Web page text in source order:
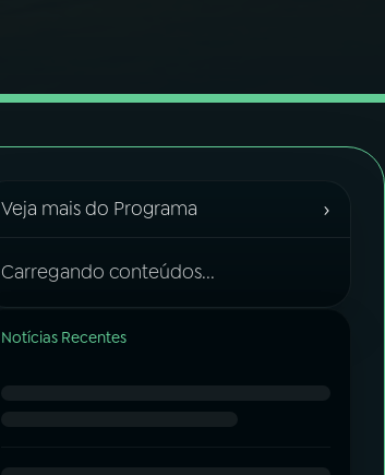
Veja mais do Programa ›
Carregando conteúdos...
Notícias Recentes